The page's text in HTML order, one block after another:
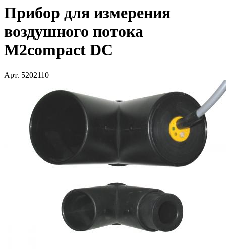
Прибор для измерения
воздушного потока
M2compact DC
Арт. 5202110